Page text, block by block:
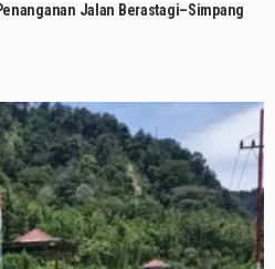
Jalan Berastagi–Simpang